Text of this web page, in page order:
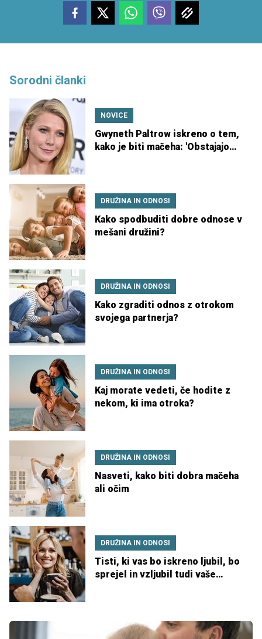
Sorodni članki
NOVICE
Gwyneth Paltrow iskreno o tem,
kako je biti mačeha: 'Obstajajo
DRUŽINA IN ODNOSI
Kako spodbuditi dobre odnose v
mešani družini?
DRUŽINA IN ODNOSI
Kako zgraditi odnos z otrokom
svojega partnerja?
DRUŽINA IN ODNOSI
Kaj morate vedeti, če hodite z
nekom, ki ima otroka?
DRUŽINA IN ODNOSI
Nasveti, kako biti dobra mačeha
ali očim
DRUŽINA IN ODNOSI
Tisti, ki vas bo iskreno ljubil, bo
sprejel in vzljubil tudi vaše